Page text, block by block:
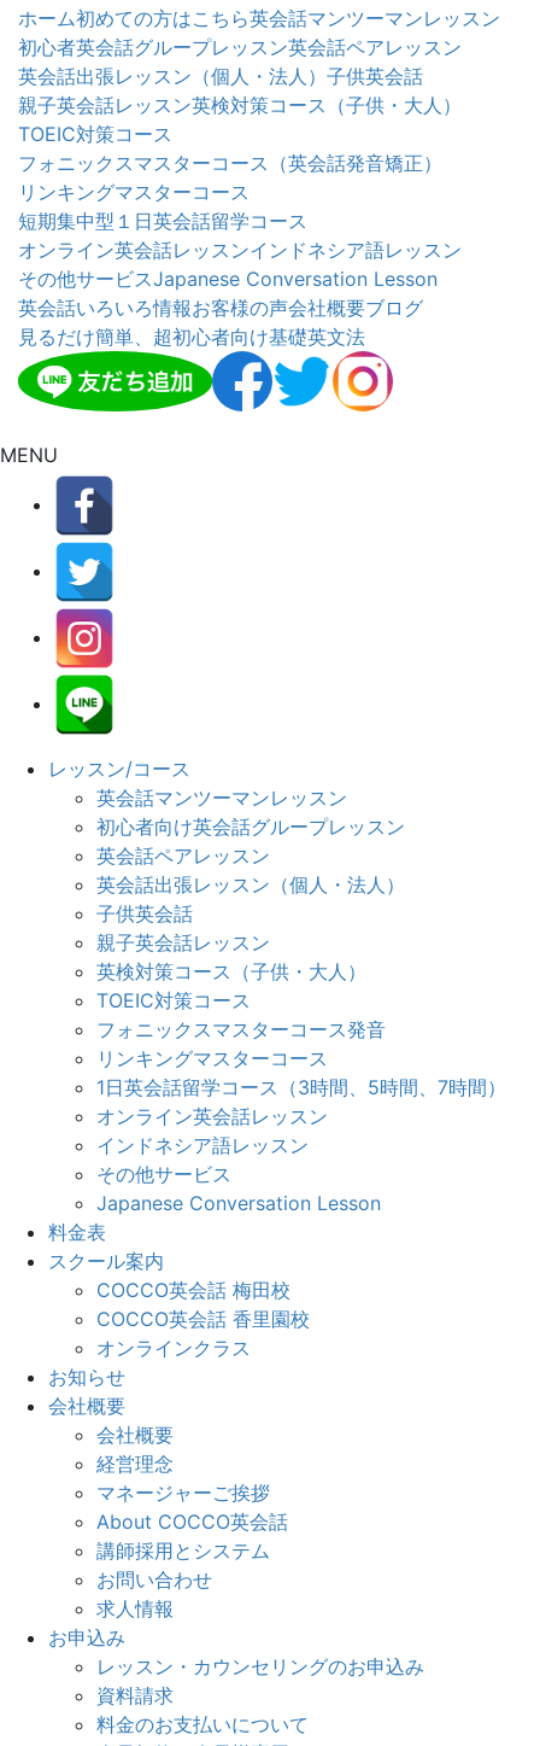
ホーム初めての方はこちら英会話マンツーマンレッスン
初心者英会話グループレッスン英会話ペアレッスン
英会話出張レッスン（個人・法人） 子供英会話
親子英会話レッスン英検対策コース（子供・大人）
TOEIC対策コース
フォニックスマスターコース（英会話発音矯正）
リンキングマスターコース
短期集中型１日英会話留学コース
オンライン英会話レッスンインドネシア語レッスン
その他サービスJapanese Conversation Lesson
英会話いろいろ情報お客様の声会社概要ブログ
見るだけ簡単、超初心者向け基礎英文法
MENU
レッスン/コース
英会話マンツーマンレッスン
初心者向け英会話グループレッスン
英会話ペアレッスン
英会話出張レッスン（個人・法人）
子供英会話
親子英会話レッスン
英検対策コース（子供・大人）
TOEIC対策コース
フォニックスマスターコース発音
リンキングマスターコース
1日英会話留学コース（3時間、5時間、7時間）
オンライン英会話レッスン
インドネシア語レッスン
その他サービス
Japanese Conversation Lesson
料金表
スクール案内
COCCO英会話 梅田校
COCCO英会話 香里園校
オンラインクラス
お知らせ
会社概要
会社概要
経営理念
マネージャーご挨拶
About COCCO英会話
講師採用とシステム
お問い合わせ
求人情報
お申込み
レッスン・カウンセリングのお申込み
資料請求
料金のお支払いについて